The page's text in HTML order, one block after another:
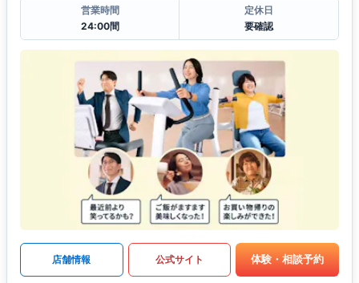
営業時間
24:00間
定休日
要確認
店舗情報 公式サイト 体験・相談予約